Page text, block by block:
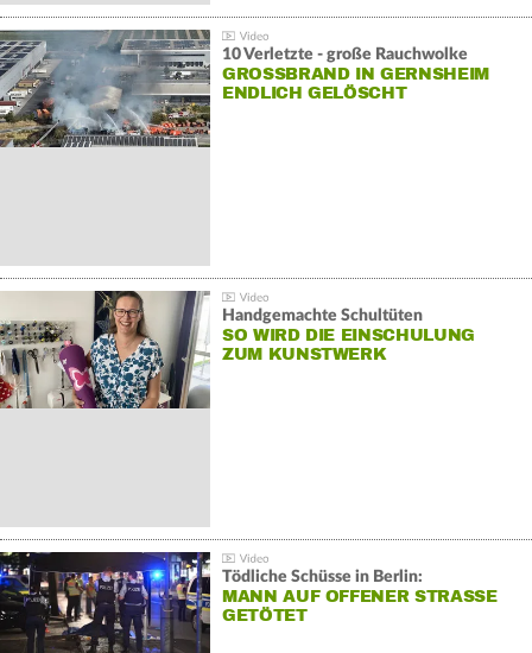
10 Verletzte - große Rauchwolke
GROSSBRAND IN GERNSHEIM E
NDLICH GELÖSCHT
Handgemachte Schultüten
SO WIRD DIE EINSCHULUNG
ZUM KUNSTWERK
Tödliche Schüsse in Berlin:
MANN AUF OFFENER STRASSE G
ETÖTET